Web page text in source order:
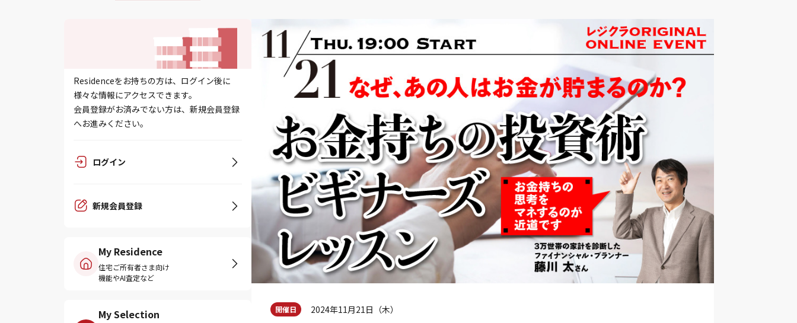
Residenceをお持ちの方は、ログイン後に
様々な情報にアクセスできます。
会員登録がお済みでない方は、新規会員登録
へお進みください。
ログイン
新規会員登録
My Residence
住宅ご所有者さま向け
機能やAI査定など
My Selection 開催日 2024年11月21日（木）